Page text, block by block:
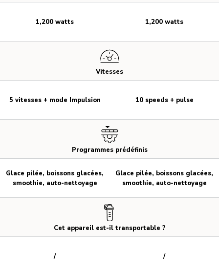
Vitesses
Programmes prédéfinis
Cet appareil est-il transportable ?
1,200 watts
5 vitesses + mode Impulsion
Glace pilée, boissons glacées,
smoothie, auto-nettoyage
/
1,200 watts
10 speeds + pulse
Glace pilée, boissons glacées,
smoothie, auto-nettoyage
/